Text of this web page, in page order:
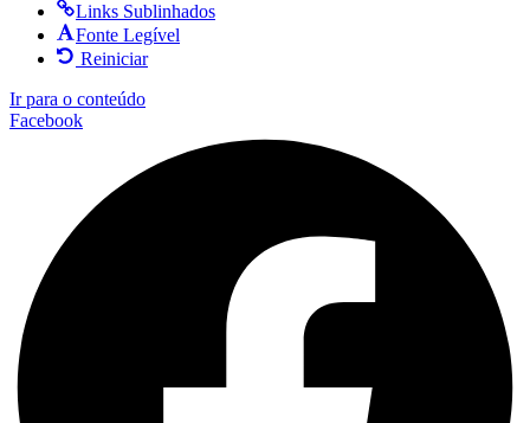
Links Sublinhados
Fonte Legível
Reiniciar
Ir para o conteúdo
Facebook